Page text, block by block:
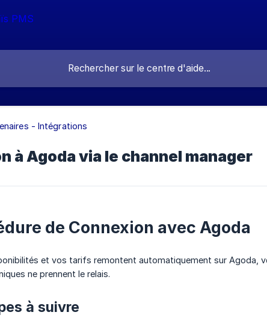
- Intégrations
à Agoda via le channel manager
de Connexion avec Agoda
et vos tarifs remontent automatiquement sur Agoda,
ne prennent le relais.
à suivre